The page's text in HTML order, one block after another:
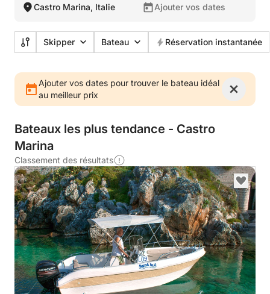
Castro Marina, Italie Ajouter vos dates
Skipper Bateau Réservation instantanée
Ajouter vos dates pour trouver le bateau idéal
au meilleur prix
Bateaux les plus tendance - Castro
Marina
Classement des résultats